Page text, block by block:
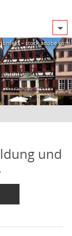
– stock.adobe.com
und